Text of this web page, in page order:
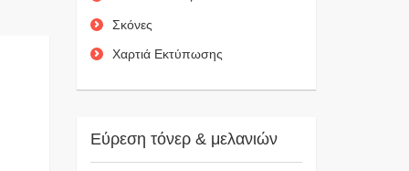
Σκόνες
Χαρτιά Εκτύπωσης
Εύρεση τόνερ & μελανιών